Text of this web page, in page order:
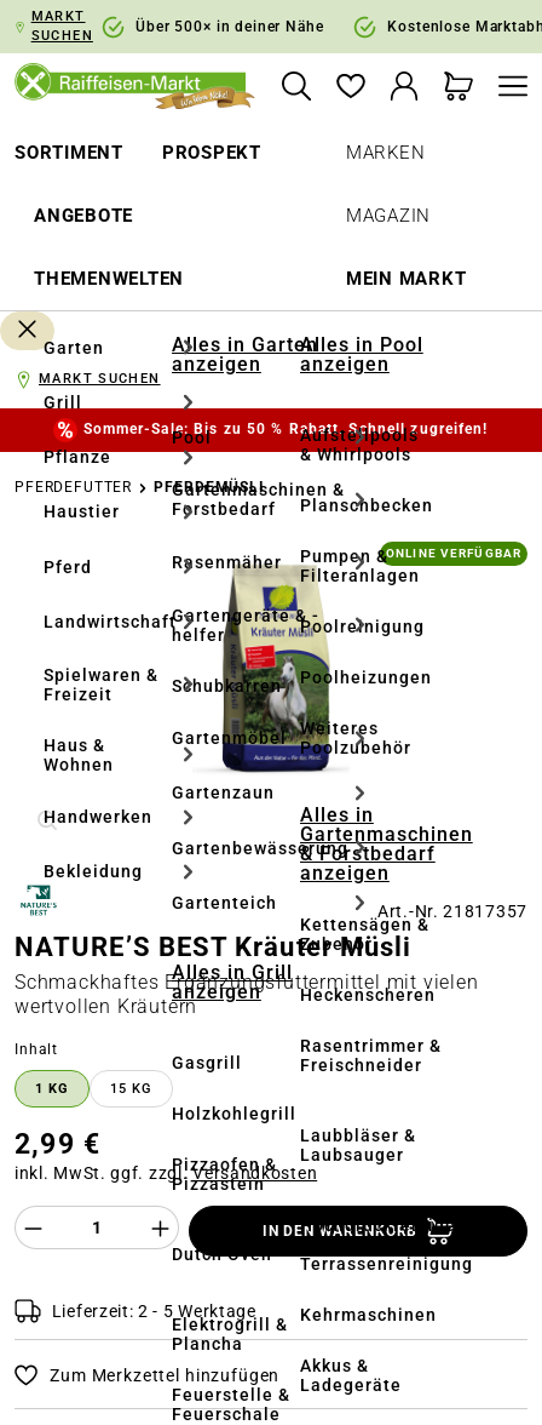
Zur Hauptnavigation springen
MARKT
SUCHEN
Über 500× in deiner Nähe Kostenlose
SORTIMENT PROSPEKT
ANGEBOTE
THEMENWELTEN
MARKEN
MAGAZIN
MEIN MARKT
Garten
Grill
Pflanze
Haustier
Pferd
Landwirtschaft
Spielwaren &
Freizeit
Haus &
Wohnen
Handwerken
Bekleidung
Alles in Garten
anzeigen
Pool
Gartenmaschinen &
Forstbedarf
Rasenmäher
Gartengeräte & -
helfer
Schubkarren
Gartenmöbel
Gartenzaun
Gartenbewässerung
Gartenteich
Alles in Grill
anzeigen
Gasgrill
Holzkohlegrill
Pizzaofen &
Pizzastein
Dutch Oven
Elektrogrill &
Plancha
Feuerstelle &
Feuerschale
Alles in Pool
anzeigen
Aufstellpools
& Whirlpools
Planschbecken
Pumpen &
Filteranlagen
Poolreinigung
Poolheizungen
Weiteres
Poolzubehör
Alles in
Gartenmaschinen
& Forstbedarf
anzeigen
Kettensägen &
Zubehör
Heckenscheren
Rasentrimmer &
Freischneider
Laubbläser &
Laubsauger
Hochdruckreiniger
Terrassenreinigung
Kehrmaschinen
Akkus &
Ladegeräte
MARKT SUCHEN
Sommer-Sale: Bis zu 50 % Rabatt. Schnell zugreifen!
PFERDEFUTTER PFERDEMÜSLI
Bildergalerie überspringen ONLINE VERFÜGBAR
Art.-Nr. 21817357
NATURE’S BEST Kräuter Müsli
Schmackhaftes Ergänzungsfuttermittel mit vielen
wertvollen Kräutern
Inhalt
1 KG 15 KG
2,99 €
inkl. MwSt. ggf. zzgl.Versandkosten
Produkt Anzahl des Produktes
IN DEN WARENKORB
Lieferzeit: 2 - 5 Werktage
Zum Merkzettel hinzufügen